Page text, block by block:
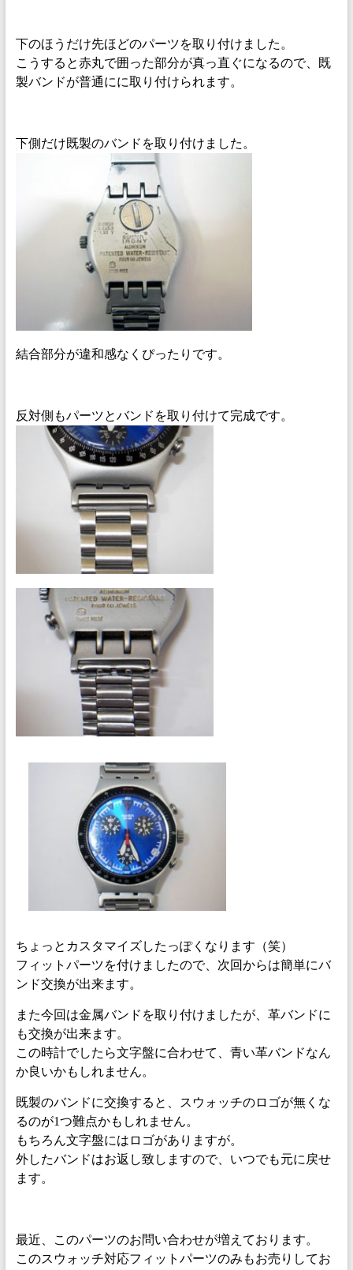
下のほうだけ先ほどのパーツを取り付けました。
こうすると赤丸で囲った部分が真っ直ぐになるので、既
製バンドが普通にに取り付けられます。
下側だけ既製のバンドを取り付けました。
結合部分が違和感なくぴったりです。
反対側もパーツとバンドを取り付けて完成です。
ちょっとカスタマイズしたっぽくなります（笑）
フィットパーツを付けましたので、次回からは簡単にバ
ンド交換が出来ます。
また今回は金属バンドを取り付けましたが、革バンドに
も交換が出来ます。
この時計でしたら文字盤に合わせて、青い革バンドなん
か良いかもしれません。
既製のバンドに交換すると、スウォッチのロゴが無くな
るのが1つ難点かもしれません。
もちろん文字盤にはロゴがありますが。
外したバンドはお返し致しますので、いつでも元に戻せ
ます。
最近、このパーツのお問い合わせが増えております。
このスウォッチ対応フィットパーツのみもお売りしてお